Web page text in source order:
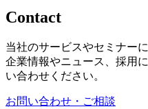
Contact
当社のサービスやセミナー
企業情報やニュース、採用
い合わせください。
お問い合わせ・ご相談